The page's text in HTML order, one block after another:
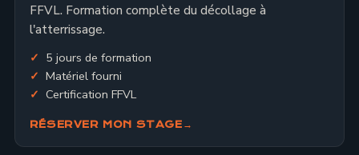
FFVL. Formation complète du décollage à
l'atterrissage.
5 jours de formation
Matériel fourni
Certification FFVL
RÉSERVER MON STAGE